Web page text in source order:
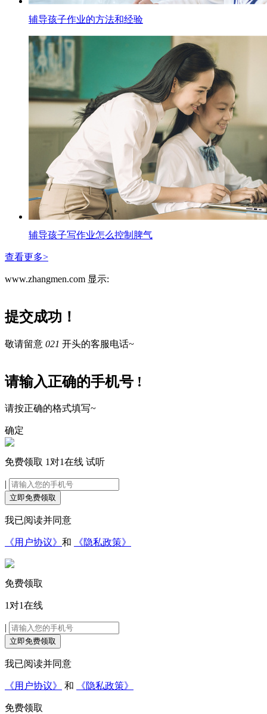
辅导孩子作业的方法和经验
辅导孩子写作业怎么控制脾气
查看更多>
www.zhangmen.com 显示:
提交成功！
敬请留意 021 开头的客服电话~
请输入正确的手机号 !
请按正确的格式填写~
确定
免费领取 1对1在线 试听
|
立即免费领取
我已阅读并同意
《用户协议》 和 《隐私政策》
免费领取
1对1在线
|
立即免费领取
我已阅读并同意
《用户协议》 和 《隐私政策》
免费领取